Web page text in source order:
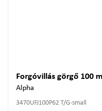
Forgóvillás görgő 100
Alpha
3470UFJ100P62 T/G-small